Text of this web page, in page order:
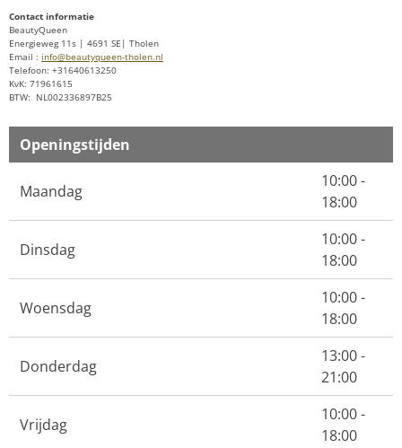
Contact informatie
BeautyQueen
Energieweg 11s | 4691 SE| Tholen
Email : info@beautyqueen-tholen.nl
Telefoon: +31640613250
KvK: 71961615
BTW: NL002336897B25
Openingstijden
Maandag
10:00 -
18:00
Dinsdag
10:00 -
18:00
Woensdag
10:00 -
18:00
Donderdag
13:00 -
21:00
Vrijdag
10:00 -
18:00